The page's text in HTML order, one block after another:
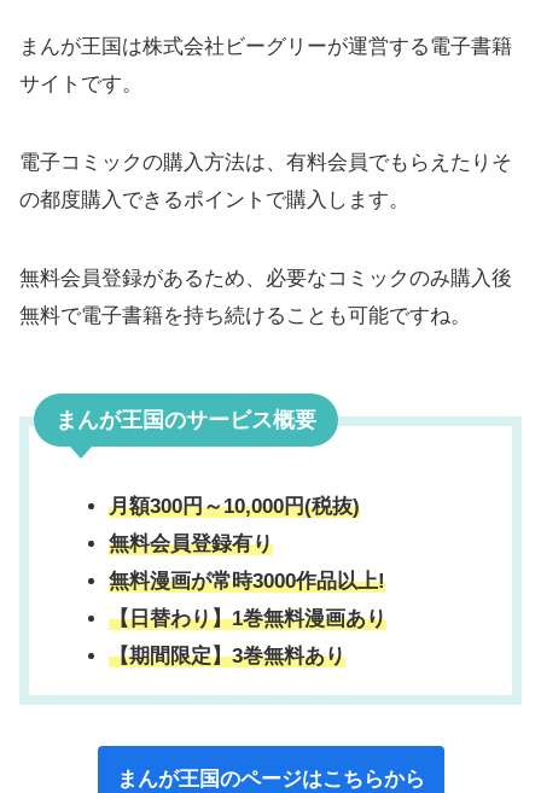
まんが王国は株式会社ビーグリーが運営する電子書籍
サイトです。
電子コミックの購入方法は、有料会員でもらえたりそ
の都度購入できるポイントで購入します。
無料会員登録があるため、必要なコミックのみ購入後
無料で電子書籍を持ち続けることも可能ですね。
まんが王国のサービス概要
月額300円～10,000円(税抜)
無料会員登録有り
無料漫画が常時3000作品以上!
【日替わり】1巻無料漫画あり
【期間限定】3巻無料あり
まんが王国のページはこちらから